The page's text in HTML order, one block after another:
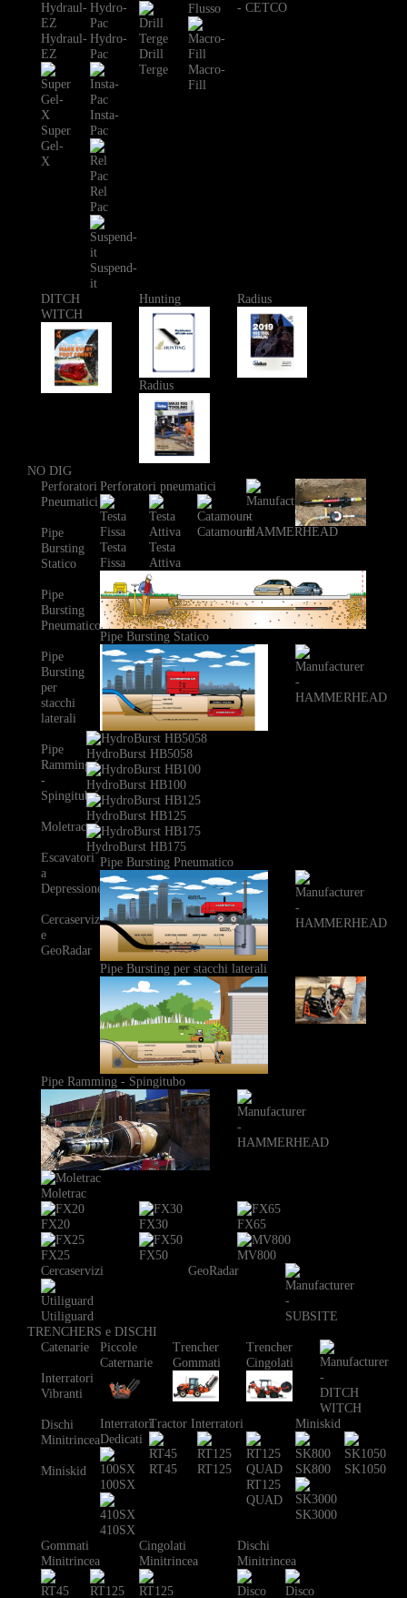
Hydraul-
EZ
Super
Gel-
X
Hydro-
Pac
Insta-
Pac
Rel
Pac
Suspend-
it
Drill
Terge
Flusso
Macro-
Fill
DITCH
WITCH
Hunting Radius
Radius
NO DIG
Perforatori
Pneumatici
Pipe
Bursting
Statico
Pipe
Bursting
Pneumatico
Pipe
Bursting
per
stacchi
laterali
Pipe
Ramming
-
Spingitubo
Moletrac
Escavatori
a
Depressione
Cercaservizi
e
GeoRadar
Perforatori pneumatici
Testa
Fissa
Testa
Attiva
Catamount
Pipe Bursting Statico
HydroBurst HB5058
HydroBurst HB100
HydroBurst HB125
HydroBurst HB175
Pipe Bursting Pneumatico
Pipe Bursting per stacchi laterali
Pipe Ramming - Spingitubo
Moletrac
FX20
FX25
FX30
FX50
FX65
MV800
Cercaservizi
Utiliguard
GeoRadar
TRENCHERS e DISCHI
Catenarie
Interratori
Vibranti
Dischi
Minitrincea
Miniskid
Piccole
Caternarie
Trencher
Gommati
Trencher
Cingolati
Interratori
Dedicati
100SX
410SX
Tractor Interratori
RT45
RT125
RT125
QUAD
Miniskid
SK800 SK1050
SK3000
Gommati
Minitrincea
Cingolati
Minitrincea
Dischi
Minitrincea